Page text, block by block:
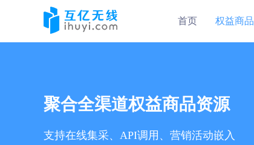
首页 权益商品
聚合全渠道权益商品资源
支持在线集采、API调用、营销活动嵌入